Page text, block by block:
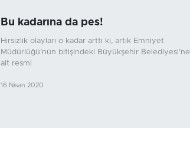
Bu kadarına da pes!
Hırsızlık olayları o kadar arttı ki, artık Emniyet
Müdürlüğü’nün bitişindeki Büyükşehir Belediyesi’ne
ait resmi
16 Nisan 2020